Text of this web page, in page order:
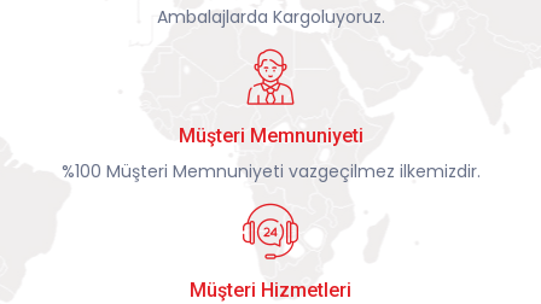
Ambalajlarda Kargoluyoruz.
Müşteri Memnuniyeti
%100 Müşteri Memnuniyeti vazgeçilmez ilkemizdir.
Müşteri Hizmetleri